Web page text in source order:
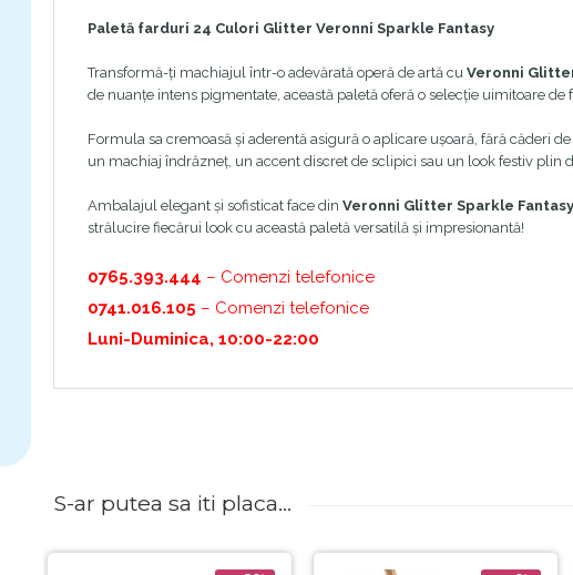
Paletă farduri 24 Culori Glitter Veronni Sparkle Fantasy
Transformă-ți machiajul într-o adevărată operă de artă cu Veronni
de nuanțe intens pigmentate, această paletă oferă o selecție uimitoare
Formula sa cremoasă și aderentă asigură o aplicare ușoară, fără căderi
un machiaj îndrăzneț, un accent discret de sclipici sau un look festiv plin
Ambalajul elegant și sofisticat face din Veronni Glitter Sparkle Fantasy
strălucire fiecărui look cu această paletă versatilă și impresionantă!
0765.393.444 – Comenzi telefonice
0741.016.105 – Comenzi telefonice
Luni-Duminica, 10:00-22:00
S-ar putea sa iti placa...